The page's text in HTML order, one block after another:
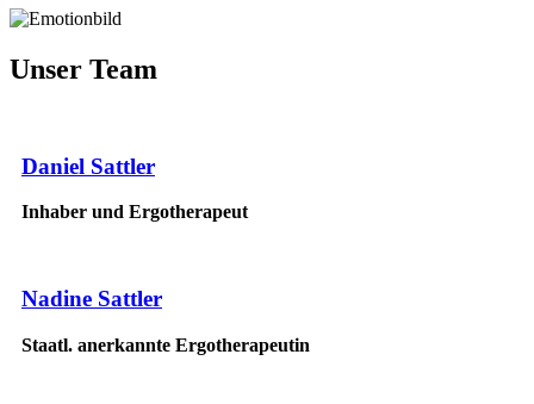
Unser Team
Daniel Sattler
Inhaber und Ergotherapeut
Nadine Sattler
Staatl. anerkannte Ergotherapeutin